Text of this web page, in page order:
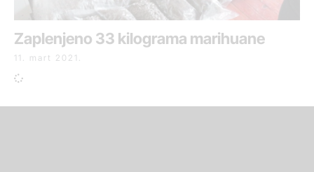
Zaplenjeno 33 kilograma marihuane
11. mart 2021.